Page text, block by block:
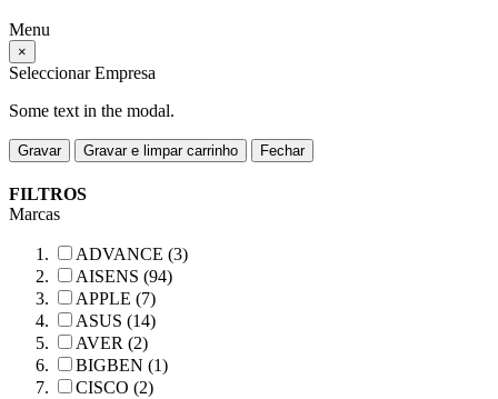
Menu
×
Seleccionar Empresa
Some text in the modal.
Gravar Gravar e limpar carrinho Fechar
FILTROS
Marcas
ADVANCE (3)
AISENS (94)
APPLE (7)
ASUS (14)
AVER (2)
BIGBEN (1)
CISCO (2)